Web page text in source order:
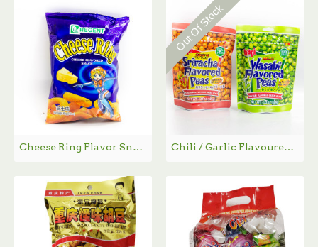
Cheese Ring Flavor Snack / 奶酪圈 60g
Out Of Stock
Chili / Garlic Flavoured Green Peas / 日本蒜味/辣味豌豆- 120 g